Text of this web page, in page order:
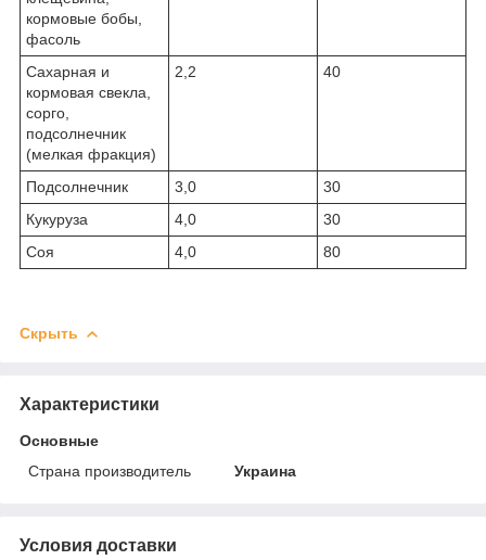
кормовые бобы,
фасоль
Сахарная и
кормовая свекла,
сорго,
подсолнечник
(мелкая фракция)
2,2 40
Подсолнечник 3,0
30
Кукуруза
4,0
30
Соя
4,0 80
Скрыть
Характеристики
Основные
Страна производитель
Украина
Условия доставки